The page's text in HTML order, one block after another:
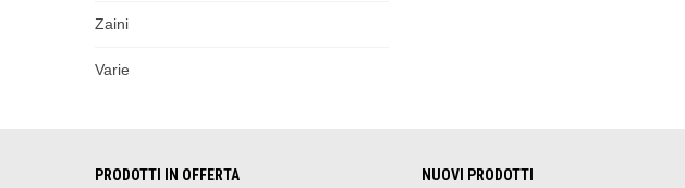
Zaini
Varie
PRODOTTI IN OFFERTA NUOVI PRODOTTI